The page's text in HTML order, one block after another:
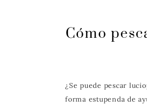
Cómo
¿Se puede pescar
forma estupenda de